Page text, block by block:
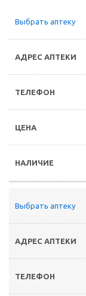
Выбрать аптеку
Выбрать аптеку